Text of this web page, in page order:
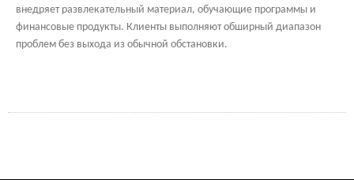
внедряет развлекательный материал, обучающие программы и
финансовые продукты. Клиенты выполняют обширный диапазон
проблем без выхода из обычной обстановки.